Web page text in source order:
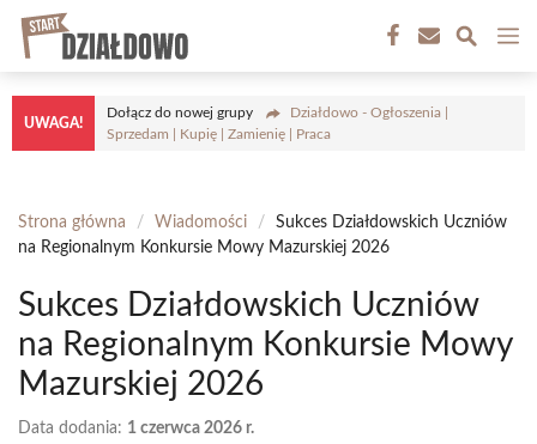
Przejdź
treści
UWAGA!
Dołącz do nowej grupy
Działdowo - Ogłoszenia |
Sprzedam | Kupię | Zamienię | Praca
Strona główna / Wiadomości /
Sukces Działdowskich Uczniów
na Regionalnym Konkursie Mowy Mazurskiej 2026
Sukces Działdowskich Uczniów
na Regionalnym Konkursie Mowy
Mazurskiej 2026
Data dodania: 1 czerwca 2026 r.